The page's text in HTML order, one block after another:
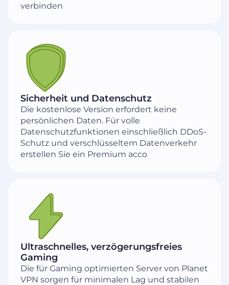
verbinden
Sicherheit und Datenschutz
Die kostenlose Version erfordert keine
persönlichen Daten. Für volle
Datenschutzfunktionen einschließlich DDoS-
Schutz und verschlüsseltem Datenverkehr
erstellen Sie ein Premium acco
Ultraschnelles, verzögerungsfreies
Gaming
Die für Gaming optimierten Server von Planet
VPN sorgen für minimalen Lag und stabilen